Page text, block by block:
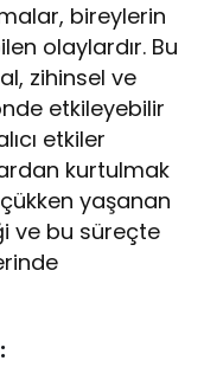
bireylerin
olaylardır. Bu
zihinsel ve
etkileyebilir
etkiler
kurtulmak
yaşanan
ve bu süreçte